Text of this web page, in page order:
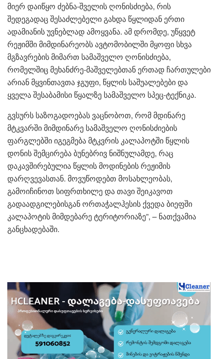
მიერ დაიწყო ძებნა-შველის ღონისძიება, რის
შედეგადაც შესაძლებელი გახდა წყლიდან ერთი
ადამიანის უვნებლად ამოყვანა. ამ დრომდე, უწყვეტ
რეჟიმში მიმდინარეობს ავტომობილში მყოფი სხვა
მგზავრების მიმართ სამაშველო ღონისძიება,
რომელშიც მეხანძრე-მაშველებთან ერთად ჩართულები
არიან მყვინთავთა ჯგუფი, წყლის საშუალებები და
ყველა შესაბამისი წყალზე სამაშველო სპეც-ტექნიკა.
გვსურს საზოგადოებას ვაცნობოთ, რომ მდინარე
მტკვარში მიმდინარე სამაშველო ღონისძიების
ფარგლებში იგეგმება მტკვრის კალაპოტში წყლის
დონის შემცირება ბუნებრივ ნიშნულამდე, რაც
დაკავშირებულია წყლის მოდინების რეჟიმის
დარღვევასთან. მოვუწოდებთ მოსახლეობას,
გამოიჩინოთ სიფრთხილე და თავი შეიკავოთ
გადაადგილებისგან ორთაჭალჰესის ქვედა ბიეფში
კალაპოტის მიმდებარე ტერიტორიაზე”, – ნათქვამია
განცხადებაში.